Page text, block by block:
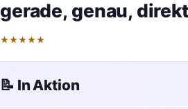
gerade, genau, direkt
★★★★★
📝 In Aktion